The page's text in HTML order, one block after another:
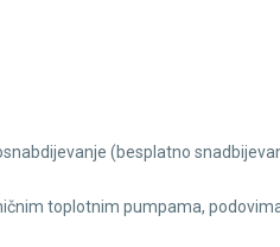
(besplatno
toplotnim pumpama,